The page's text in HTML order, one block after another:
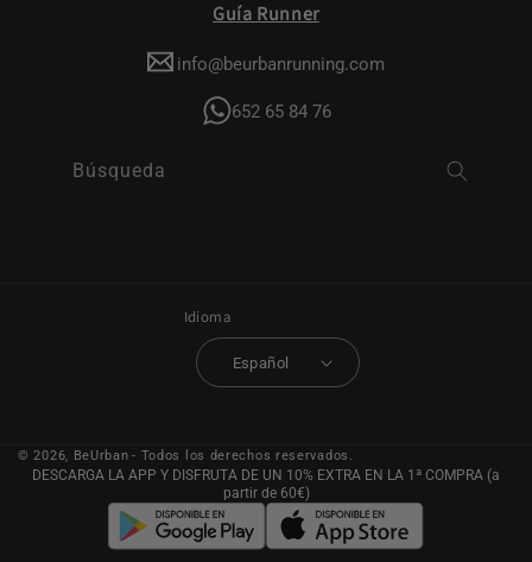
Guía Runner
info@beurbanrunning.com
652 65 84 76
Búsqueda
Idioma
Español
© 2026, BeUrban - Todos los derechos reservados.
DESCARGA LA APP Y DISFRUTA DE UN 10% EXTRA EN LA 1ª COMPRA (a
partir de 60€)